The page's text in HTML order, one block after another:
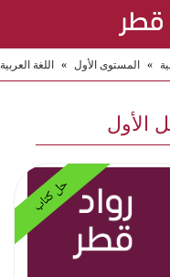
» المستوى الأول » اللغة العربية
الأول
حل كتاب